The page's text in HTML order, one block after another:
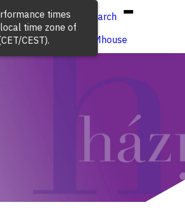
Hun/Eng
Search
ticket
VígSTREAMhouse
times
time zone of
CEST).